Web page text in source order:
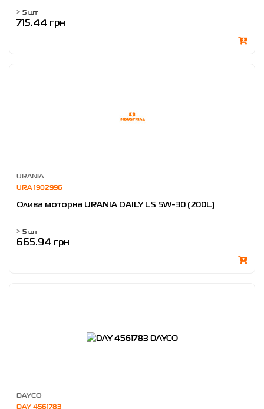
> 5 шт
715.44 грн
URANIA
URA 1902996
Олива моторна URANIA DAILY LS 5W-30 (200L)
> 5 шт
665.94 грн
DAYCO
DAY 4561783